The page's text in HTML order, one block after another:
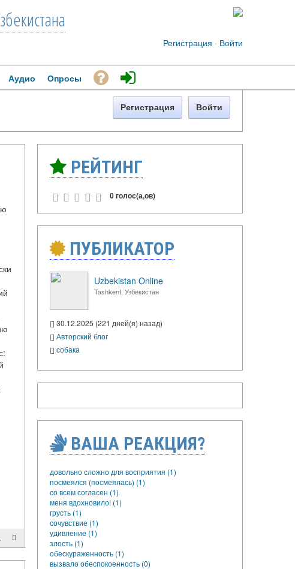
Регистрация · Войти
Аудио Опросы
Регистрация Войти
РЕЙТИНГ
0 голос(а,ов)
ПУБЛИКАТОР
Uzbekistan Online
Tashkent, Узбекистан
30.12.2025 (221 дней(я) назад)
Авторский блог
собака
ВАША РЕАКЦИЯ?
довольно сложно для восприятия (1)
посмеялся (посмеялась) (1)
со всем согласен (1)
меня вдохновило! (1)
грусть (1)
сочувствие (1)
удивление (1)
злость (1)
обескураженность (1)
вызвало обеспокоенность (0)